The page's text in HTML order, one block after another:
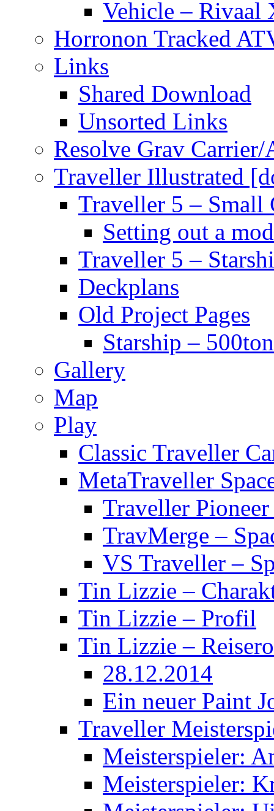
Vehicle – Rivaal
Horronon Tracked
Links
Shared Download
Unsorted Links
Resolve Grav Carrier/
Traveller Illustrated
Traveller 5 – Small
Setting out a
Traveller 5 –
Deckplans
Old Project Pages
Starship –
Gallery
Map
Play
Classic Traveller
MetaTraveller
Traveller
TravMerge –
VS Traveller –
Tin Lizzie –
Tin Lizzie – Profil
Tin Lizzie –
28.12.2014
Ein neuer Paint
Traveller
Meisterspieler:
Meisterspieler: